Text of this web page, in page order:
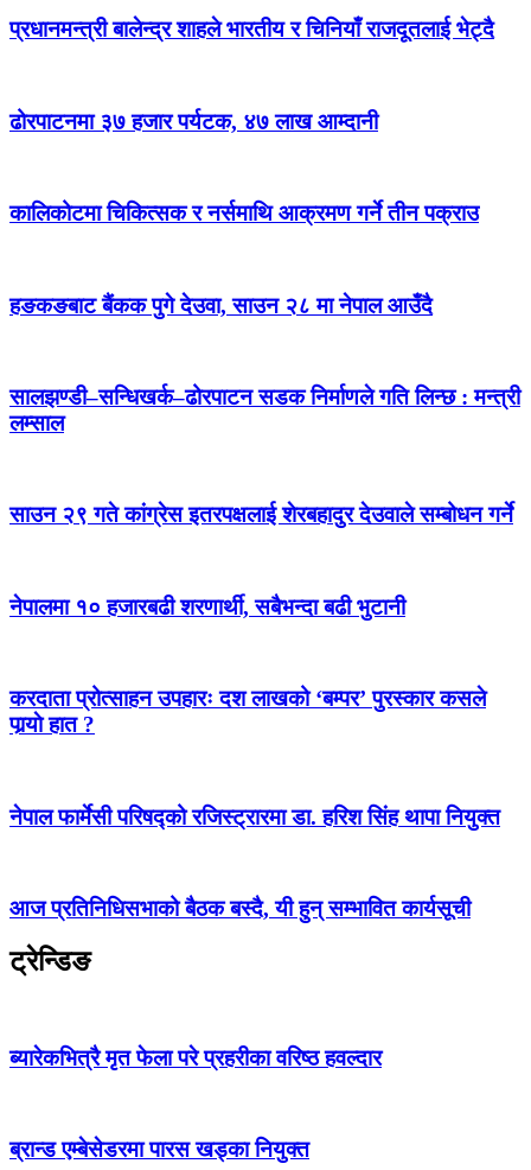
प्रधानमन्त्री बालेन्द्र शाहले भारतीय र चिनियाँ राजदूतलाई भेट्दै
ढोरपाटनमा ३७ हजार पर्यटक, ४७ लाख आम्दानी
कालिकोटमा चिकित्सक र नर्समाथि आक्रमण गर्ने तीन पक्राउ
हङकङबाट बैंकक पुगे देउवा, साउन २८ मा नेपाल आउँदै
सालझण्डी–सन्धिखर्क–ढोरपाटन सडक निर्माणले गति लिन्छ : मन्त्री
लम्साल
साउन २९ गते कांग्रेस इतरपक्षलाई शेरबहादुर देउवाले सम्बोधन गर्ने
नेपालमा १० हजारबढी शरणार्थी, सबैभन्दा बढी भुटानी
करदाता प्रोत्साहन उपहारः दश लाखको ‘बम्पर’ पुरस्कार कसले
पार्‍याे हात ?
नेपाल फार्मेसी परिषद्को रजिस्ट्रारमा डा. हरिश सिंह थापा नियुक्त
आज प्रतिनिधिसभाको बैठक बस्दै, यी हुन् सम्भावित कार्यसूची
ट्रेन्डिङ
ब्यारेकभित्रै मृत फेला परे प्रहरीका वरिष्ठ हवल्दार
ब्रान्ड एम्बेसेडरमा पारस खड्का नियुक्त